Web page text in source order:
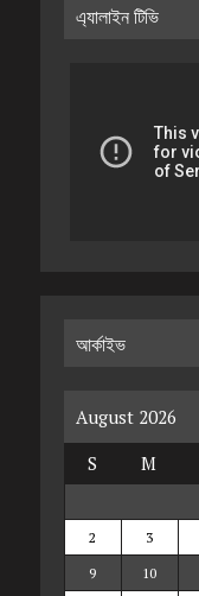
এ্যালাইন টিভি
আর্কাইভ
August 2026
S
M
2
3
9
10